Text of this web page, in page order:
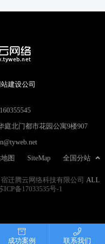
建设公司
庭北门都市花园公寓9楼907
全国分站
SiteMap
图
宿迁腾云网络科技有限公司
ALL
ICP备17033535号-1
成功案例 联系我们